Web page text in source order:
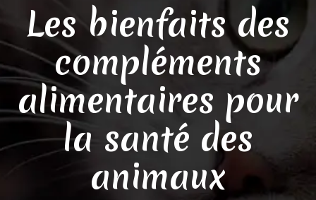
Les bienfaits des
compléments
alimentaires pour
la santé des
animaux